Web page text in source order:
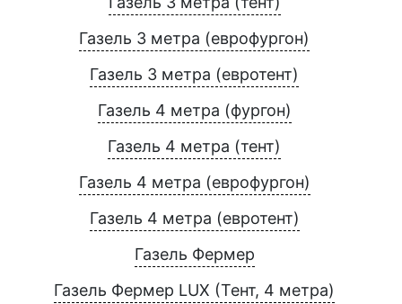
Газель 3 метра (еврофургон)
Газель 3 метра (евротент)
Газель 4 метра (фургон)
Газель 4 метра (тент)
Газель 4 метра (еврофургон)
Газель 4 метра (евротент)
Газель Фермер
Газель Фермер LUX (Тент, 4 метра)